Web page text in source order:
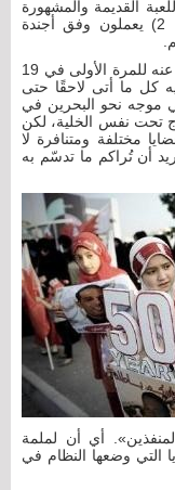
القديمة والمشهورة
ذاتها: ليس هناك محتجين، بل 1) إرهابيين. 2) يعملون وفق أجندة
لكن الجديد، أن الخلية/ التنظيم الذي تم الإعلان عنه للمرة الأولى في 19
كل ما أتى لاحقًا حتى
موجه نحو البحرين في
تحت نفس الخلية، لكن
مختلفة ومتنافرة لا
أن تُراكم ما تدسّم به
أي أن لملمة
هي القضايا التي وضعها النظام في